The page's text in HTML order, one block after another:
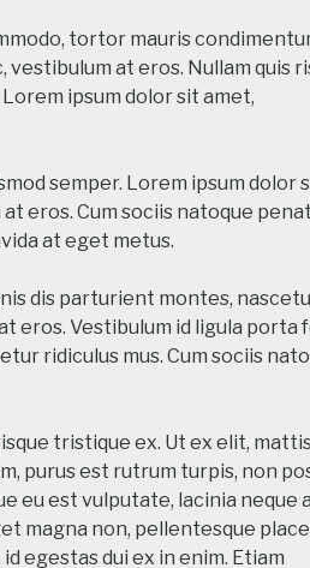
tortor mauris
at eros. Nullam quis
ipsum dolor sit amet,
semper. Lorem ipsum dolor
eros. Cum sociis natoque
at eget metus.
dis parturient montes,
eros. Vestibulum id ligula porta
ridiculus mus. Cum sociis
tristique ex. Ut ex elit,
purus est rutrum turpis, non
eu est vulputate, lacinia neque
magna non, pellentesque
egestas dui ex in enim. Etiam